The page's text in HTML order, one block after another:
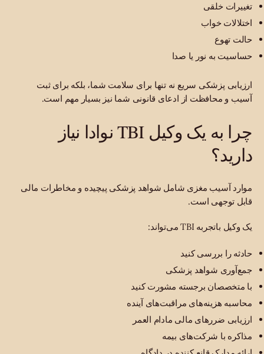
تغییرات خلقی
اختلالات خواب
حالت تهوع
حساسیت به نور یا صدا
ارزیابی پزشکی سریع نه تنها برای سلامت شما، بلکه برای ثبت
آسیب و محافظت از ادعای قانونی شما نیز بسیار مهم است.
چرا به یک وکیل TBI نوادا نیاز
دارید؟
موارد آسیب مغزی شامل شواهد پزشکی پیچیده و مخاطرات مالی
قابل توجهی است.
یک وکیل باتجربه TBI می‌تواند:
حادثه را بررسی کنید
جمع‌آوری شواهد پزشکی
با متخصصان برجسته مشورت کنید
محاسبه هزینه‌های مراقبت‌های آینده
ارزیابی ضررهای مالی مادام العمر
مذاکره با شرکت‌های بیمه